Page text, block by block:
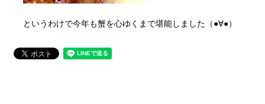
というわけで今年も蟹を心ゆくまで堪能しました（●∀●）